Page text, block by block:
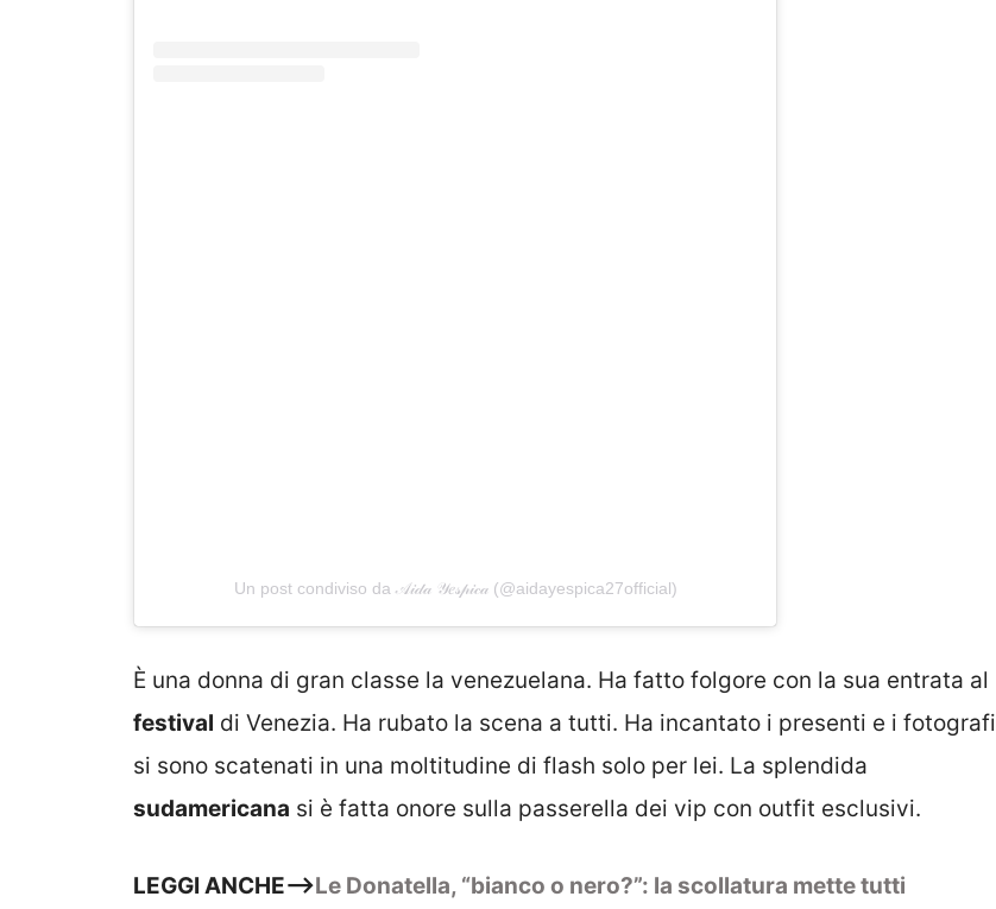
Un post condiviso da 𝒜𝒾𝒹𝒶 𝒴𝑒𝓈𝓅𝒾𝒸𝒶 (@aidayespica27official)
È una donna di gran classe la venezuelana. Ha fatto folgore con la sua entrata al
festival di Venezia. Ha rubato la scena a tutti. Ha incantato i presenti e i fotografi
si sono scatenati in una moltitudine di flash solo per lei. La splendida
sudamericana si è fatta onore sulla passerella dei vip con outfit esclusivi.
LEGGI ANCHE–>Le Donatella, “bianco o nero?”: la scollatura mette tutti